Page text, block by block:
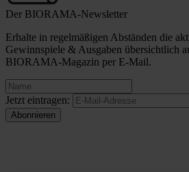
Der BIORAMA-Newsletter
Erhalte in regelmäßigen Abständen die
Gewinnspiele & Ausgaben übersichtlich
BIORAMA-Magazin per E-Mail.
Jetzt eintragen: